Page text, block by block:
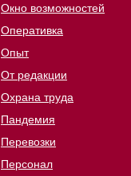
Окно возможностей
Оперативка
Опыт
От редакции
Охрана труда
Пандемия
Перевозки
Персонал